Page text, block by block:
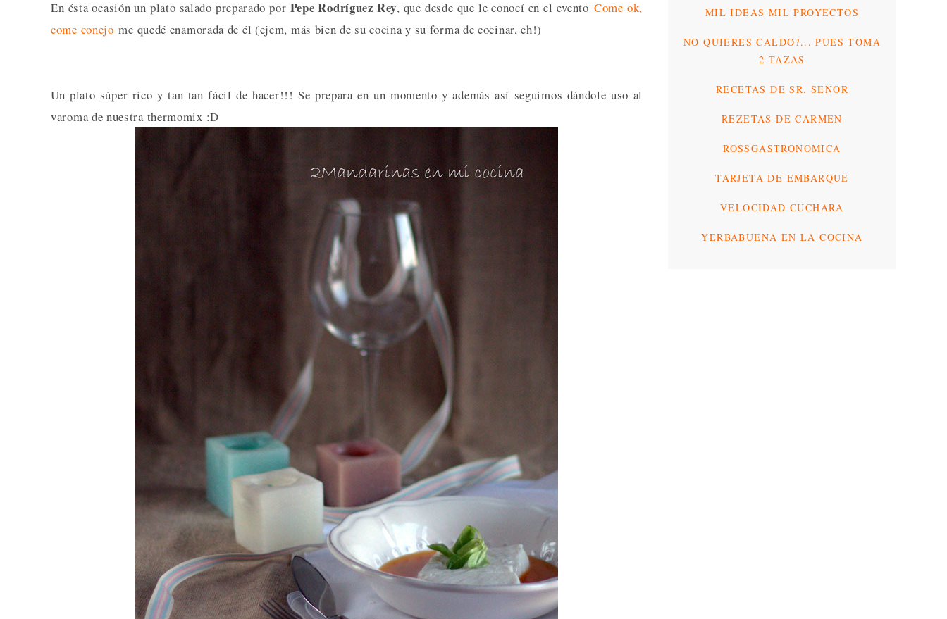
En ésta ocasión un plato salado preparado por Pepe Rodríguez Rey, que desde que le conocí en el evento Come ok,
come conejo me quedé enamorada de él (ejem, más bien de su cocina y su forma de cocinar, eh!)
Un plato súper rico y tan tan fácil de hacer!!! Se prepara en un momento y además así seguimos dándole uso al
varoma de nuestra thermomix :D
MIL IDEAS MIL PROYECTOS
NO QUIERES CALDO?... PUES TOMA
2 TAZAS
RECETAS DE SR. SEÑOR
REZETAS DE CARMEN
ROSSGASTRONÓMICA
TARJETA DE EMBARQUE
VELOCIDAD CUCHARA
YERBABUENA EN LA COCINA